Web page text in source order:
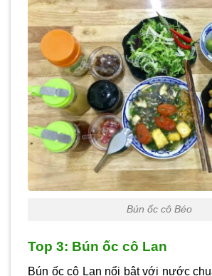
Bún ốc cô Béo
Top 3: Bún ốc cô Lan
Bún ốc cô Lan nổi bật với nước